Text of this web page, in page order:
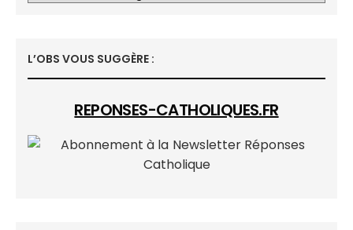
L’OBS VOUS SUGGÈRE :
REPONSES-CATHOLIQUES.FR